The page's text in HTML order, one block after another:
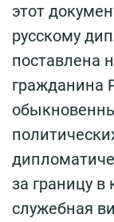
этот
русскому
поставлена
гражданина
за границу
служебная